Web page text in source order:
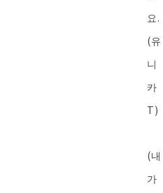
요.
(유
니
카
T)
(내
가